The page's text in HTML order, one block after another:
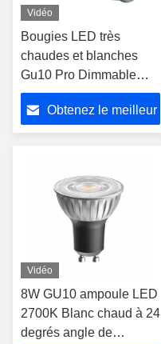
Vidéo
Bougies LED très
chaudes et blanches
Gu10 Pro Dimmable
7.5W 2700K 24Degree
Ra98 230V Économie
d'énergie
Obtenez le meilleur
Vidéo
8W GU10 ampoule LED
2700K Blanc chaud à 24
degrés angle de